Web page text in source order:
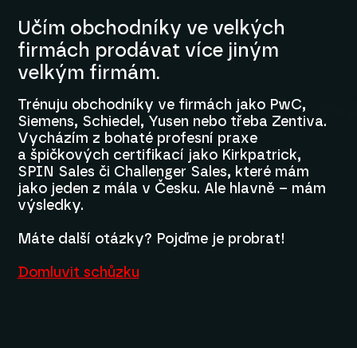
Učím obchodníky ve velkých
firmách prodávat více jiným
velkým firmám.
Trénuju obchodníky ve firmách jako PwC,
Siemens, Schiedel, Yusen nebo třeba Zentiva.
Vycházím z bohaté profesní praxe
a špičkových certifikací jako Kirkpatrick,
SPIN Sales či Challenger Sales, které mám
jako jeden z mála v Česku. Ale hlavně – mám
výsledky.
Máte další otázky? Pojďme je probrat!
Domluvit schůzku